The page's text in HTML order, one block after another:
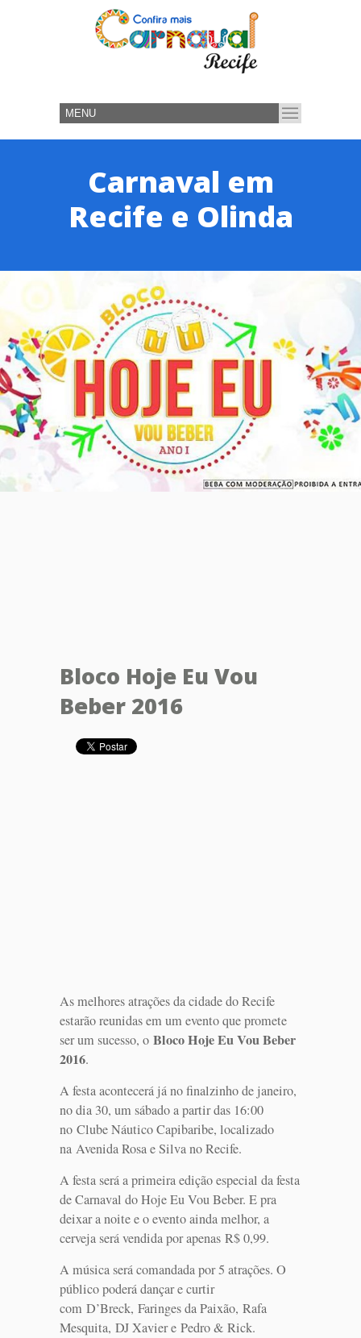
Carnaval em
Recife e Olinda
Bloco Hoje Eu Vou
Beber 2016
As melhores atrações da cidade do Recife
estarão reunidas em um evento que promete
ser um sucesso, o Bloco Hoje Eu Vou Beber
2016.
A festa acontecerá já no finalzinho de janeiro,
no dia 30, um sábado a partir das 16:00
no Clube Náutico Capibaribe, localizado
na Avenida Rosa e Silva no Recife.
A festa será a primeira edição especial da festa
de Carnaval do Hoje Eu Vou Beber. E pra
deixar a noite e o evento ainda melhor, a
cerveja será vendida por apenas R$ 0,99.
A música será comandada por 5 atrações. O
público poderá dançar e curtir
com D’Breck, Faringes da Paixão, Rafa
Mesquita, DJ Xavier e Pedro & Rick.